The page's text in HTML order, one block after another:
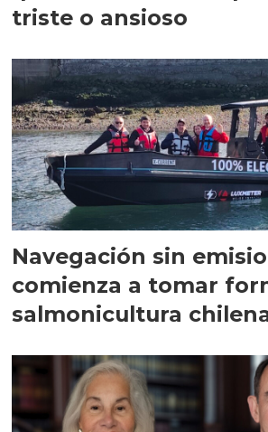
triste o ansioso
Navegación sin
comienza a tomar
salmonicultura